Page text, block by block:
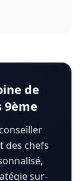
de
9ème
des chefs
sur-